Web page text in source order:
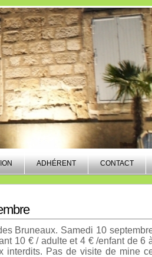
ADHÉRENT CONTACT
Bruneaux. Samedi 10
10 € / adulte et 4 € /enfant de 6
interdits. Pas de visite de mine